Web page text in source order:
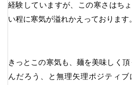
経験していますが、この寒さはち
い程に寒気が溢れかえっております。
きっとこの寒気も、麺を美味しく
んだろう、と無理矢理ポジティ